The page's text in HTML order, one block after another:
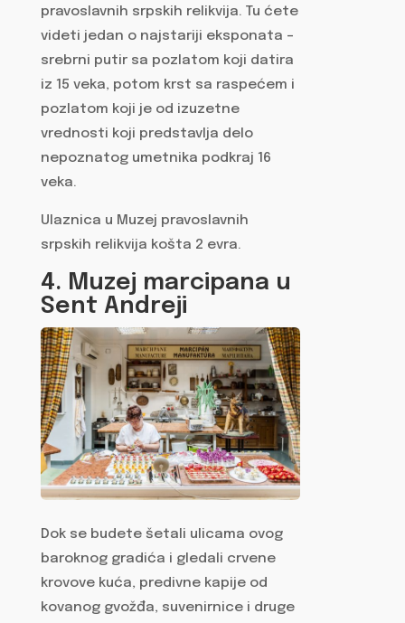
pravoslavnih srpskih relikvija. Tu ćete
videti jedan o najstariji eksponata –
srebrni putir sa pozlatom koji datira
iz 15 veka, potom krst sa raspećem i
pozlatom koji je od izuzetne
vrednosti koji predstavlja delo
nepoznatog umetnika podkraj 16
veka.
Ulaznica u Muzej pravoslavnih
srpskih relikvija košta 2 evra.
4. Muzej marcipana u
Sent Andreji
Dok se budete šetali ulicama ovog
baroknog gradića i gledali crvene
krovove kuća, predivne kapije od
kovanog gvožđa, suvenirnice i druge